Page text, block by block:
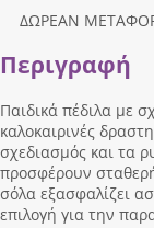
ΔΩΡΕΑΝ
Περιγραφή
Παιδικά πέδιλα με
καλοκαιρινές
σχεδιασμός και τα
προσφέρουν
σόλα εξασφαλίζει
επιλογή για την